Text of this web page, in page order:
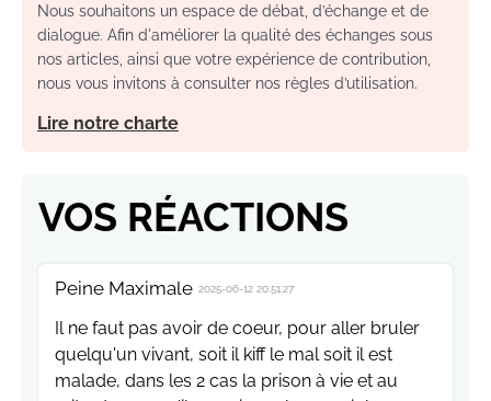
Nous souhaitons un espace de débat, d’échange et de
dialogue. Afin d'améliorer la qualité des échanges sous
nos articles, ainsi que votre expérience de contribution,
nous vous invitons à consulter nos règles d’utilisation.
Lire notre charte
VOS RÉACTIONS
Peine Maximale 2025-06-12 20:51:27
Il ne faut pas avoir de coeur, pour aller bruler
quelqu'un vivant, soit il kiff le mal soit il est
malade, dans les 2 cas la prison à vie et au